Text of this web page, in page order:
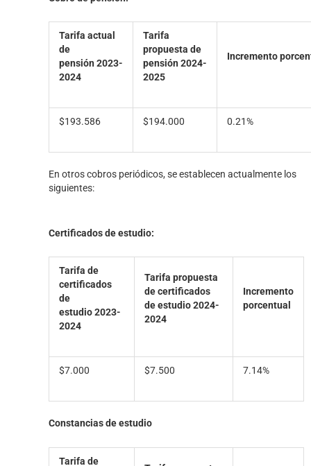
Tarifa actual
de
pensión 2023-
2024
Tarifa
propuesta de
pensión 2024-
2025
Incremento
$193.586 $194.000 0.21%
En otros cobros periódicos, se establecen actualmente los
siguientes:
Certificados de estudio:
Tarifa de
certificados
de
estudio2023-
2024
Tarifa propuesta
decertificados
de estudio 2024-
2024
Incremento
porcentual
$7.000 $7.500 7.14%
Constancias de estudio
Tarifa de